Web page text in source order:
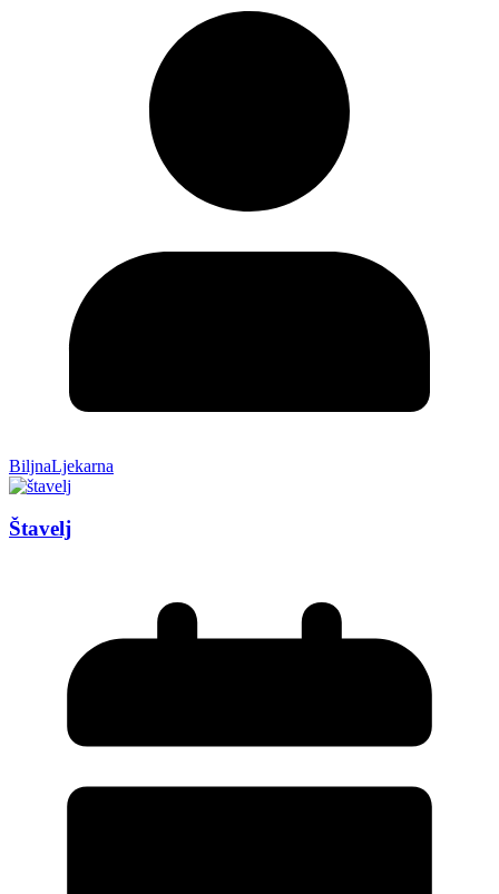
BiljnaLjekarna
Štavelj